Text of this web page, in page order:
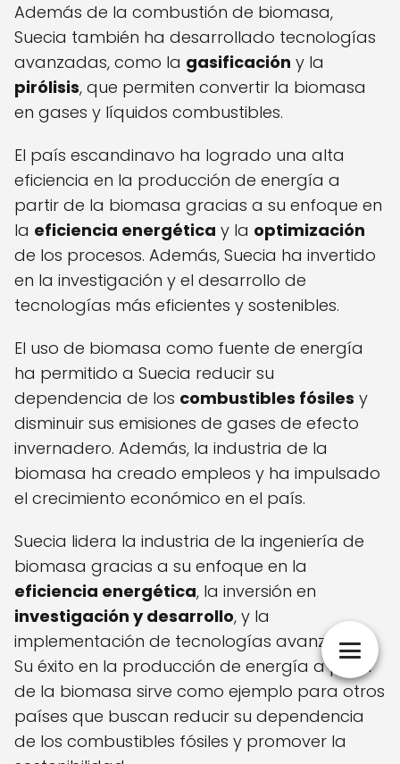
Además de la combustión de biomasa,
Suecia también ha desarrollado tecnologías
avanzadas, como la gasificación y la
pirólisis, que permiten convertir la biomasa
en gases y líquidos combustibles.
El país escandinavo ha logrado una alta
eficiencia en la producción de energía a
partir de la biomasa gracias a su enfoque en
la eficiencia energética y la optimización
de los procesos. Además, Suecia ha invertido
en la investigación y el desarrollo de
tecnologías más eficientes y sostenibles.
El uso de biomasa como fuente de energía
ha permitido a Suecia reducir su
dependencia de los combustibles fósiles y
disminuir sus emisiones de gases de efecto
invernadero. Además, la industria de la
biomasa ha creado empleos y ha impulsado
el crecimiento económico en el país.
Suecia lidera la industria de la ingeniería de
biomasa gracias a su enfoque en la
eficiencia energética, la inversión en
investigación y desarrollo, y la
implementación de tecnologías avanzadas.
Su éxito en la producción de energía a partir
de la biomasa sirve como ejemplo para otros
países que buscan reducir su dependencia
de los combustibles fósiles y promover la